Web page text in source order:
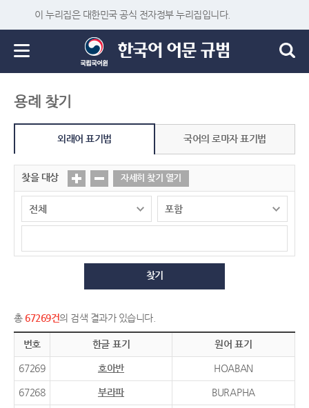
이 누리집은 대한민국 공식 전자정부 누리집입니다.
용례 찾기
외래어 표기법 국어의 로마자 표기법
찾을 대상 자세히 찾기 열기
찾기
총 67269건의 검색 결과가 있습니다.
번호 한글 표기 원어 표기
67269 호아반 HOABAN
67268 부라파 BURAPHA